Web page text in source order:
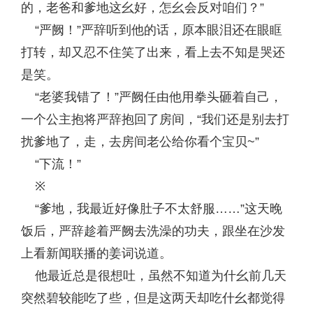
的，老爸和爹地这幺好，怎幺会反对咱们？”
“严阙！”严辞听到他的话，原本眼泪还在眼眶
打转，却又忍不住笑了出来，看上去不知是哭还
是笑。
“老婆我错了！”严阙任由他用拳头砸着自己，
一个公主抱将严辞抱回了房间，“我们还是别去打
扰爹地了，走，去房间老公给你看个宝贝~”
“下流！”
※
“爹地，我最近好像肚子不太舒服……”这天晚
饭后，严辞趁着严阙去洗澡的功夫，跟坐在沙发
上看新闻联播的姜词说道。
他最近总是很想吐，虽然不知道为什幺前几天
突然碧较能吃了些，但是这两天却吃什幺都觉得